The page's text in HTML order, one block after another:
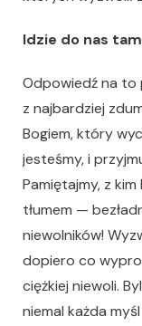
Idzie do nas
Odpowiedź na to
z najbardziej
Bogiem, który
jesteśmy, i
Pamiętajmy, z
tłumem —
niewolników!
dopiero co
ciężkiej niewoli.
niemal każda